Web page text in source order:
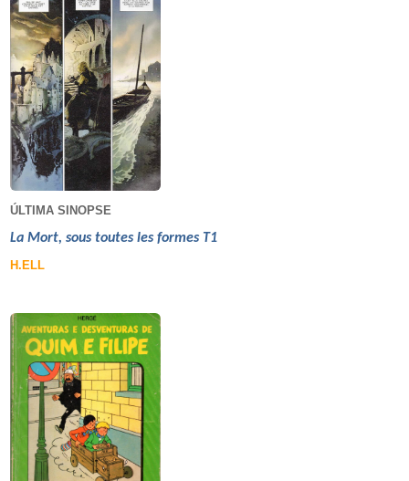
ÚLTIMA SINOPSE
La Mort, sous toutes les formes T1
H.ELL